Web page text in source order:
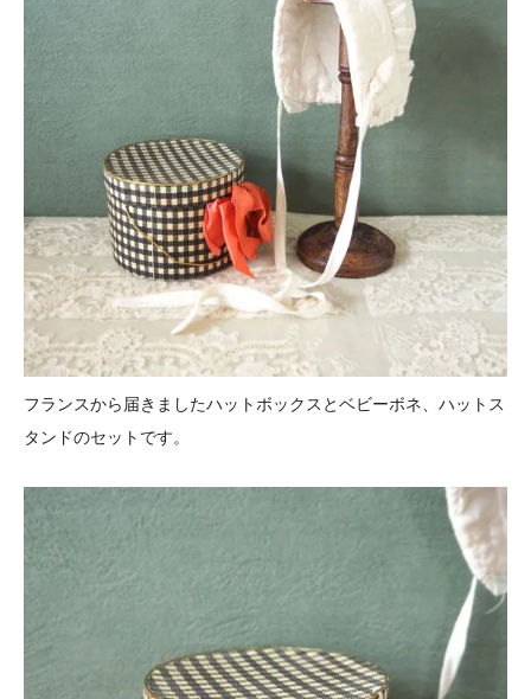
フランスから届きましたハットボックスとベビーボネ、ハットス
タンドのセットです。